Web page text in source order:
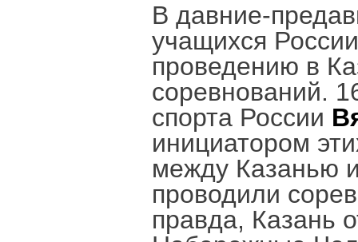
В давние-
учащихся
проведению в
соревнований.
спорта России
инициатором
между Казанью
проводили
правда, Казань